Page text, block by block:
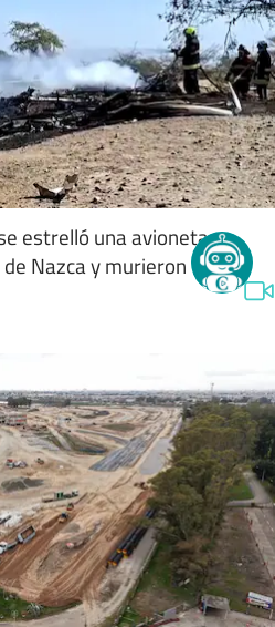
estrelló una avioneta
Nazca y murieron 13